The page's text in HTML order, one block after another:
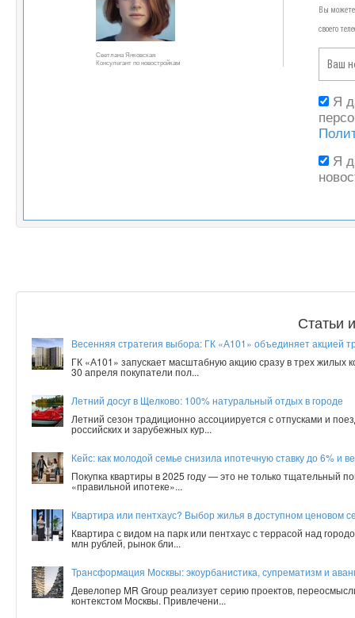
Светлана Янковская
Консультант по новостройкам
Вы
своего
Я
Я
Статьи
Весенняя стратегия выбора: ГК «А101» объединяет акцией
ГК «А101» запускает масштабную акцию сразу в трех
30 апреля покупатели пол...
Летний досуг в Щелково: 100% натуральный отдых в городе
Летний сезон традиционно ассоциируется с отпусками и
российских и зарубежных кур...
Кейс: как молодой семье снизила ипотечную ставку до 6% и
Покупка квартиры в 2025 году — это не только тщательный
«правильной ипотеке»...
Квартира или пентхаус? Выбор жилья в доступном ценовом
Квартира с видом на парк или пентхаус с террасой над
млн рублей, рынок бли...
Трансформация Москвы: экоурбанистика, супрематизм и
Девелопер MR Group реализует серию проектов,
контекстом Москвы. Привлечени...